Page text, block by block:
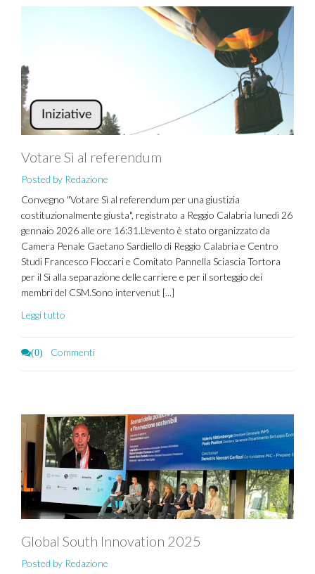
Votare Sì al referendum
Posted by Redazione
Convegno "Votare Sì al referendum per una giustizia
costituzionalmente giusta", registrato a Reggio Calabria lunedì 26
gennaio 2026 alle ore 16:31.L'evento è stato organizzato da
Camera Penale Gaetano Sardiello di Reggio Calabria e Centro
Studi Francesco Floccari e Comitato Pannella Sciascia Tortora
per il Sì alla separazione delle carriere e per il sorteggio dei
membri del CSM.Sono intervenut [...]
Leggi tutto
(0) Commenti
Global South Innovation 2025
Posted by Redazione